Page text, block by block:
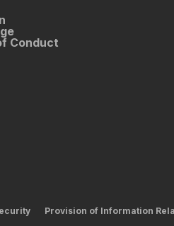
Conduct
Provision of Information